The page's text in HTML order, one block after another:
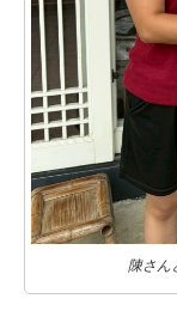
陳さん